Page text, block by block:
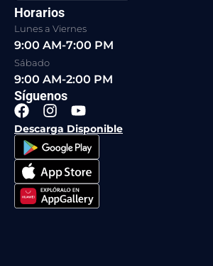
Horarios
Lunes a Viernes
9:00 AM-7:00 PM
Sábado
9:00 AM-2:00 PM
Síguenos
F
a
c
e
b
o
o
k
I
n
s
t
a
g
r
a
Y
o
u
t
u
b
e
Descarga Disponible